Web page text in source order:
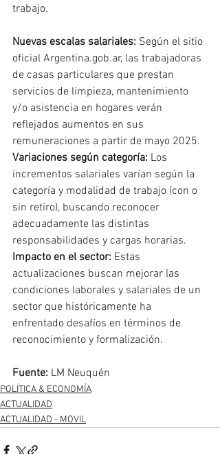
trabajo.
Nuevas escalas salariales: Según el sitio
oficial Argentina.gob.ar, las trabajadoras
de casas particulares que prestan
servicios de limpieza, mantenimiento
y/o asistencia en hogares verán
reflejados aumentos en sus
remuneraciones a partir de mayo 2025.
Variaciones según categoría: Los
incrementos salariales varían según la
categoría y modalidad de trabajo (con o
sin retiro), buscando reconocer
adecuadamente las distintas
responsabilidades y cargas horarias.
Impacto en el sector: Estas
actualizaciones buscan mejorar las
condiciones laborales y salariales de un
sector que históricamente ha
enfrentado desafíos en términos de
reconocimiento y formalización.
Fuente: LM Neuquén
POLÍTICA & ECONOMÍA
ACTUALIDAD
ACTUALIDAD - MOVIL